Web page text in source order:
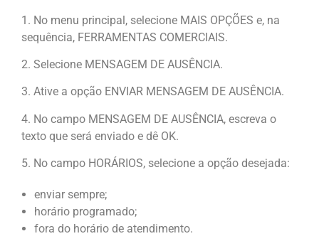
1. No menu principal, selecione MAIS OPÇÕES e, na
sequência, FERRAMENTAS COMERCIAIS.
2. Selecione MENSAGEM DE AUSÊNCIA.
3. Ative a opção ENVIAR MENSAGEM DE AUSÊNCIA.
4. No campo MENSAGEM DE AUSÊNCIA, escreva o
texto que será enviado e dê OK.
5. No campo HORÁRIOS, selecione a opção desejada:
enviar sempre;
horário programado;
fora do horário de atendimento.